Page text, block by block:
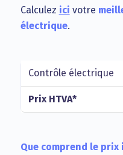
Calculez ici votre
électrique.
Type
de
Prix
HTVA*
Contrôle électrique
Que comprend le prix